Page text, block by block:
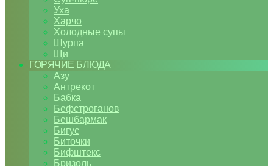
Уха
Харчо
Холодные супы
Шурпа
Щи
ГОРЯЧИЕ БЛЮДА
Азу
Антрекот
Бабка
Бефстроганов
Бешбармак
Бигус
Биточки
Бифштекс
Бризоль